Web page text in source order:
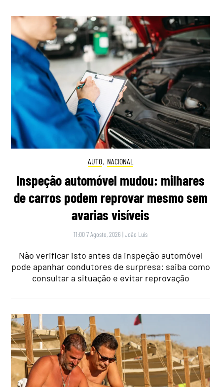
AUTO, NACIONAL
Inspeção automóvel mudou: milhares
de carros podem reprovar mesmo sem
avarias visíveis
11:00 7 Agosto, 2026 |João Luís
Não verificar isto antes da inspeção automóvel
pode apanhar condutores de surpresa: saiba como
consultar a situação e evitar reprovação